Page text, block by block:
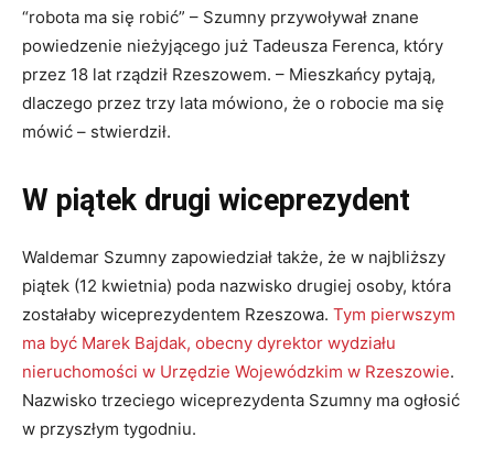
“robota ma się robić” – Szumny przywoływał znane
powiedzenie nieżyjącego już Tadeusza Ferenca, który
przez 18 lat rządził Rzeszowem. – Mieszkańcy pytają,
dlaczego przez trzy lata mówiono, że o robocie ma się
mówić – stwierdził.
W piątek drugi wiceprezydent
Waldemar Szumny zapowiedział także, że w najbliższy
piątek (12 kwietnia) poda nazwisko drugiej osoby, która
zostałaby wiceprezydentem Rzeszowa. Tym pierwszym
ma być Marek Bajdak, obecny dyrektor wydziału
nieruchomości w Urzędzie Wojewódzkim w Rzeszowie.
Nazwisko trzeciego wiceprezydenta Szumny ma ogłosić
w przyszłym tygodniu.